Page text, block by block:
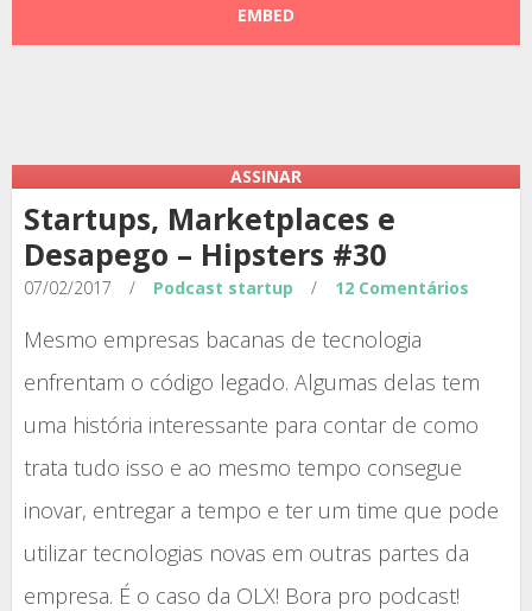
EMBED
ASSINAR
Startups, Marketplaces e
Desapego – Hipsters #30
07/02/2017 / Podcast startup / 12 Comentários
Mesmo empresas bacanas de tecnologia
enfrentam o código legado. Algumas delas tem
uma história interessante para contar de como
trata tudo isso e ao mesmo tempo consegue
inovar, entregar a tempo e ter um time que pode
utilizar tecnologias novas em outras partes da
empresa. É o caso da OLX! Bora pro podcast!